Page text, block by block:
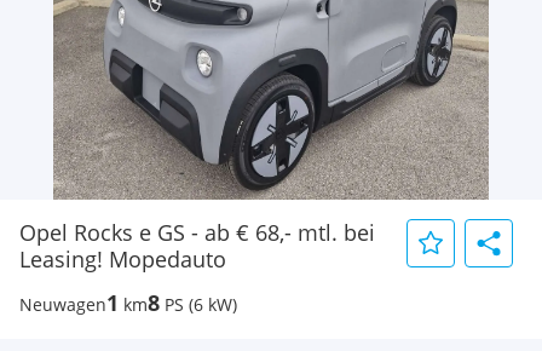
Opel Rocks e GS - ab € 68,- mtl. bei
Leasing! Mopedauto
Neuwagen1 km8 PS (6 kW)